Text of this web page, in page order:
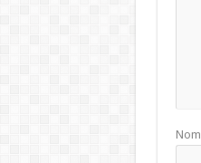
Nom